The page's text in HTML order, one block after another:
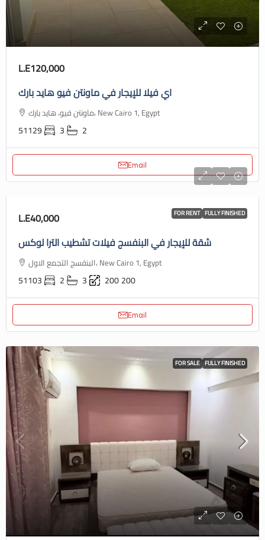
L.E120,000
اي فيلا للإيجار في ماونتن فيو هايد بارك
ماونتن فيو، هايد بارك، New Cairo 1, Egypt
51129 3 2
Email
FOR RENT FULLY FINISHED
L.E40,000
شقة للإيجار في البنفسج فيلات تشطيب الترا لوكس
البنفسج التجمع الاول، New Cairo 1, Egypt
51103 2 3 200200
Email
FOR SALE FULLY FINISHED